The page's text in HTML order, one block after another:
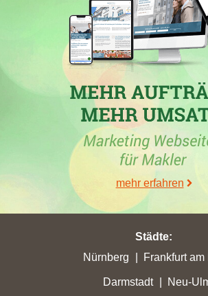
ImmobilienfirmaRE/MAX Germany -
Franchise GmbHin mehreren Städten
Punktverluste erlitten, darunterHöxtermit
mit 22,77 Stadtpunkten. Gleichzeitig
und Ludwigshafen am Rhein
Auch in
Erdinghat die Firma diverse
und es ist zu erwähnen, dass in Bezug
einige der besten Platzierungen erzielt
erheblicher Verluste in verschiedenen
erhebliche Zugewinne in anderen,
Wettbewerbsfähigkeit und das
Immobilienmakler
30.05.2026
In den Wochen vom 24.04.2026 bis
mehr erfahren
Städte:
Nürnberg
Frankfurt am
Darmstadt Neu-